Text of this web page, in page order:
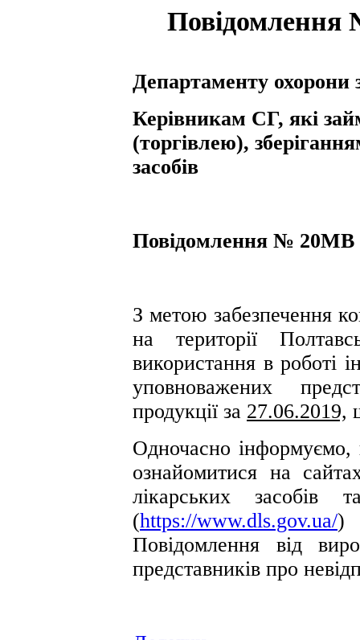
Повідомлення
Департаменту охорони
Керівникам СГ, які
(торгівлею),
засобів
Повідомлення № 20МВ
З метою забезпечення
на території
використання в роботі
уповноважених
продукції за 27.06.2019,
Одночасно
ознайомитися на
лікарських засобів
(https://www.dls.gov.ua/)
Повідомлення від
представників про